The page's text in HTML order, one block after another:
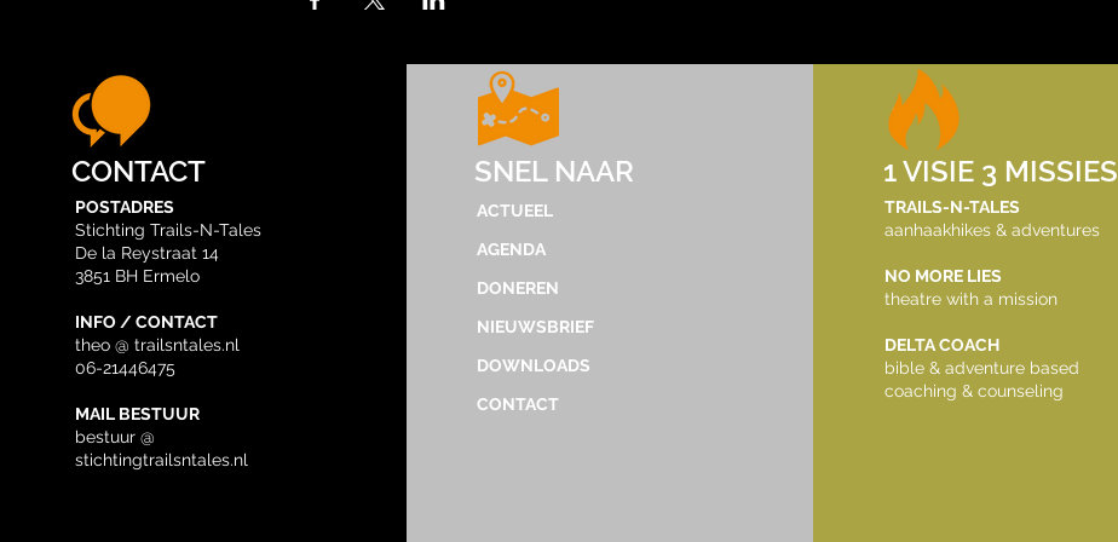
tdekker.dec@gmail.com
©2023 by TrailsNTales. Met trots gemaakt met
CONTACT
POSTADRES
Stichting Trails-N-Tales
De la Reystraat 14
3851 BH Ermelo
INFO / CONTACT
theo @ trailsntales.nl
06-21446475
MAIL BESTUUR
bestuur @
stichtingtrailsntales.nl
SNEL NAAR
ACTUEEL
AGENDA
DONEREN
NIEUWSBRIEF
DOWNLOADS
CONTACT
1 VISIE 3 MISSIES
TRAILS-N-TALES
aanhaakhikes & adventures
NO MORE LIES
theatre with a mission
DELTA COACH
bible & adventure based
coaching & counseling